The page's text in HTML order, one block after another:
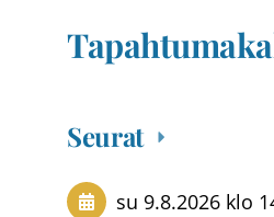
Seurat
su 9.8.2026 klo